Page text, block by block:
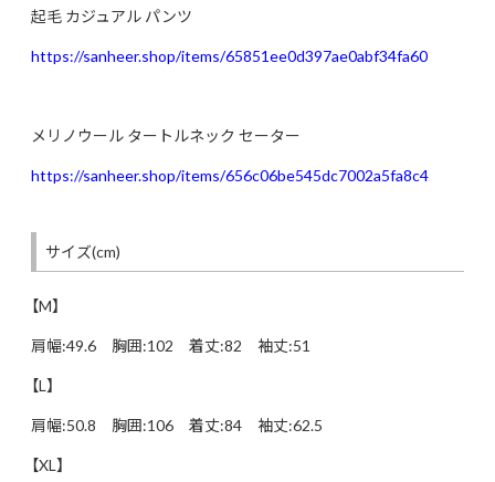
起毛 カジュアル パンツ
https://sanheer.shop/items/65851ee0d397ae0abf34fa60
メリノウール タートルネック セーター
https://sanheer.shop/items/656c06be545dc7002a5fa8c4
サイズ(cm)
【M】
肩幅:49.6 胸囲:102 着丈:82 袖丈:51
【L】
肩幅:50.8 胸囲:106 着丈:84 袖丈:62.5
【XL】